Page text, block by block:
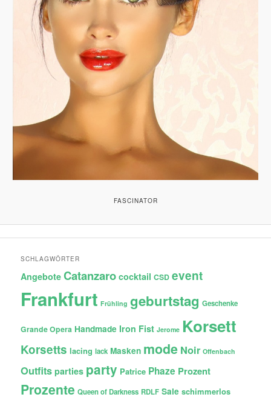
FASCINATOR
SCHLAGWÖRTER
Angebote Catanzaro cocktail CSD event
Frankfurt Frühling geburtstag Geschenke
Grande Opera Handmade Iron Fist Jerome Korsett
Korsetts lacing lack Masken mode Noir Offenbach
Outfits parties party Patrice Phaze Prozent
Prozente Queen of Darkness RDLF Sale schimmerlos